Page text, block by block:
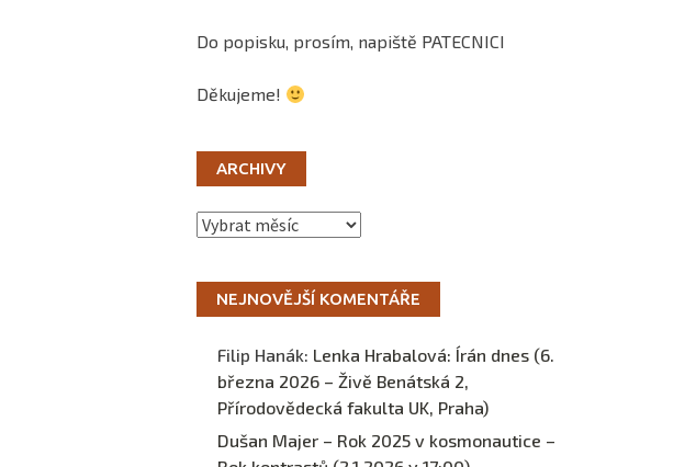
Do popisku, prosím, napiště PATECNICI
Děkujeme!
ARCHIVY
Archivy
NEJNOVĚJŠÍ KOMENTÁŘE
Filip Hanák: Lenka Hrabalová: Írán dnes (6.
března 2026 – Živě Benátská 2,
Přírodovědecká fakulta UK, Praha)
Dušan Majer – Rok 2025 v kosmonautice –